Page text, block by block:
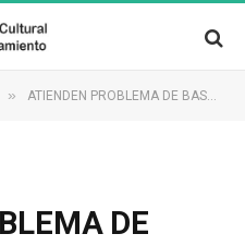
» ATIENDEN PROBLEMA DE BASURA
DE